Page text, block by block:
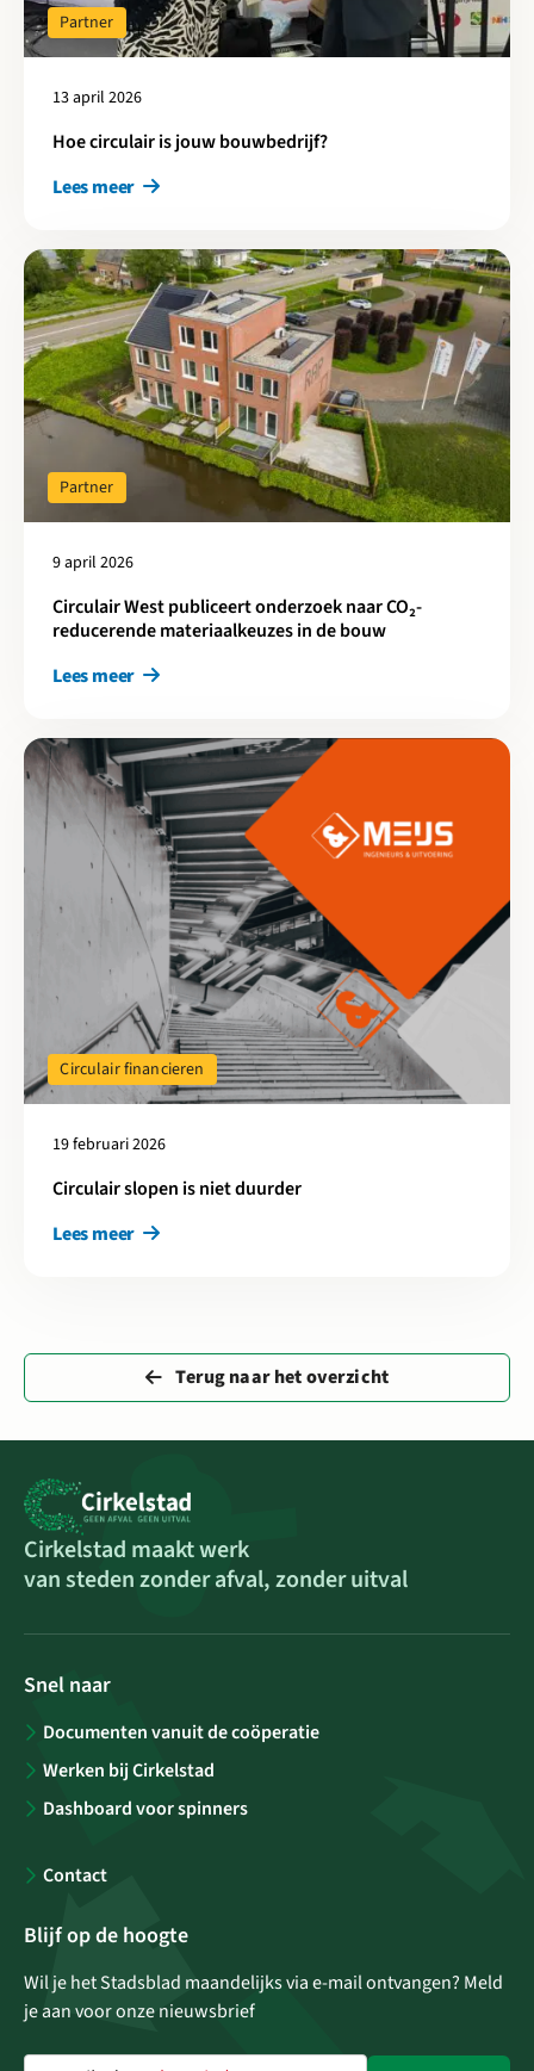
13 april 2026
Hoe circulair is jouw bouwbedrijf?
Partner
Lees meer
9 april 2026
Circulair West publiceert onderzoek naar CO₂-
reducerende materiaalkeuzes in de bouw
Partner
Lees meer
Lees meer over Circulair West publiceert onderzoek naar
19 februari 2026
Circulair slopen is niet duurder
Circulair financieren
Lees meer
Lees meer over Circulair slopen is niet duurder
Terug naar het overzicht
Cirkelstad maakt werk
van steden zonder afval, zonder uitval
Snel naar
Documenten vanuit de coöperatie
Werken bij Cirkelstad
Dashboard voor spinners
Contact
Blijf op de hoogte
Wil je het Stadsblad maandelijks via e-mail ontvangen? Meld
je aan voor onze nieuwsbrief